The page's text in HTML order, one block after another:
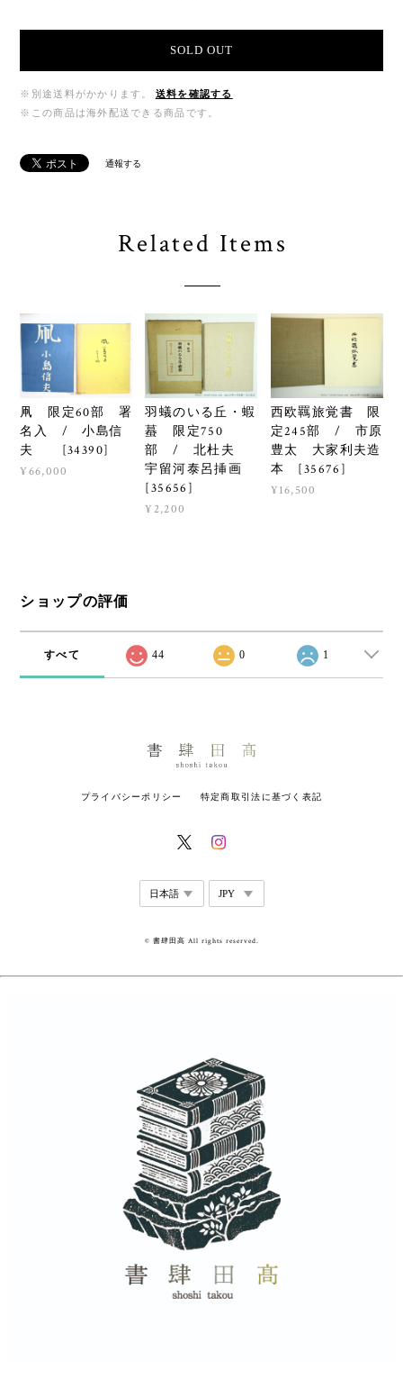
SOLD OUT
※別途送料がかかります。
送料を確認する
※この商品は海外配送できる商品です。
通報する
Related Items
凧 限定60部 署
名入 / 小島信
夫 [34390]
¥66,000
羽蟻のいる丘・蝦
蟇 限定750
部 / 北杜夫
宇留河泰呂挿画
[35656]
¥2,200
西欧羈旅覚書 限
定245部 / 市原
豊太 大家利夫造
本 [35676]
¥16,500
ショップの評価
すべて 44 0 1
プライバシーポリシー 特定商取引法に基づく表記
© 書肆田高 All rights reserved.